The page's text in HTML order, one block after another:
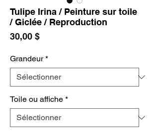
Tulipe Irina / Peinture sur toile
/ Giclée / Reproduction
30,00 $Prix
Grandeur *
Toile ou affiche *